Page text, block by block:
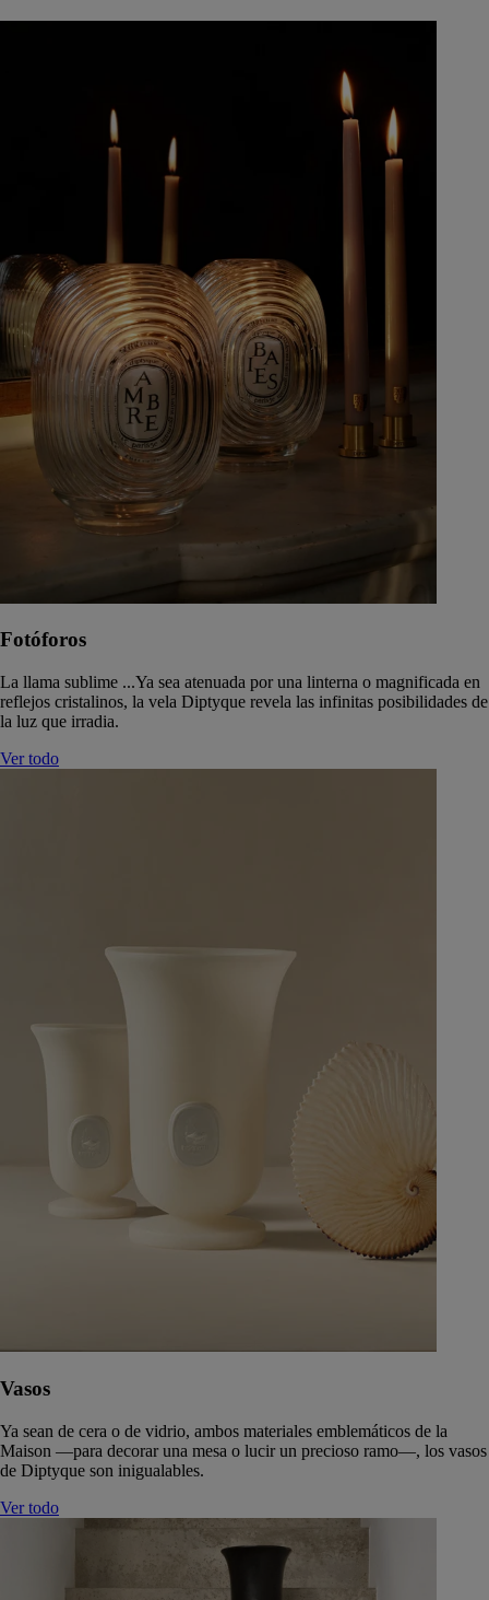
Fotóforos
La llama sublime ...Ya sea atenuada por una linterna o magnificada en
reflejos cristalinos, la vela Diptyque revela las infinitas posibilidades de
la luz que irradia.
Ver todo
Vasos
Ya sean de cera o de vidrio, ambos materiales emblemáticos de la
Maison —para decorar una mesa o lucir un precioso ramo—, los vasos
de Diptyque son inigualables.
Ver todo